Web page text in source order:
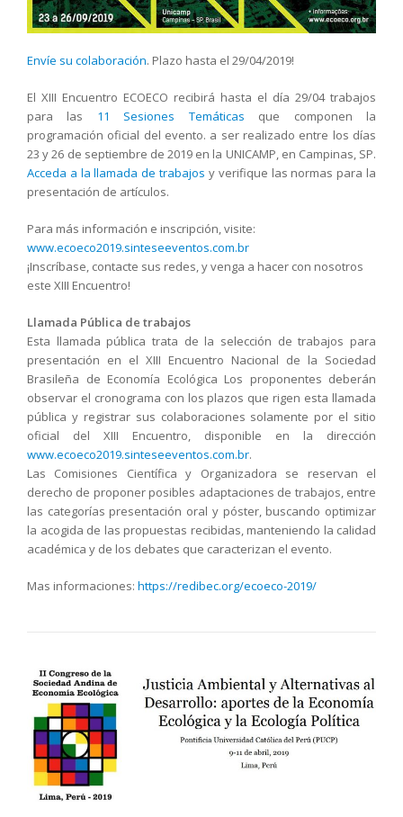
Envíe su colaboración. Plazo hasta el 29/04/2019!
El XIII Encuentro ECOECO recibirá hasta el día 29/04 trabajos
para las 11 Sesiones Temáticas que componen la
programación oficial del evento. a ser realizado entre los días
23 y 26 de septiembre de 2019 en la UNICAMP, en Campinas, SP.
Acceda a la llamada de trabajos y verifique las normas para la
presentación de artículos.
Para más información e inscripción, visite:
www.ecoeco2019.sinteseeventos.com.br
¡Inscríbase, contacte sus redes, y venga a hacer con nosotros
este XIII Encuentro!
Llamada Pública de trabajos
Esta llamada pública trata de la selección de trabajos para
presentación en el XIII Encuentro Nacional de la Sociedad
Brasileña de Economía Ecológica Los proponentes deberán
observar el cronograma con los plazos que rigen esta llamada
pública y registrar sus colaboraciones solamente por el sitio
oficial del XIII Encuentro, disponible en la dirección
www.ecoeco2019.sinteseeventos.com.br.
Las Comisiones Científica y Organizadora se reservan el
derecho de proponer posibles adaptaciones de trabajos, entre
las categorías presentación oral y póster, buscando optimizar
la acogida de las propuestas recibidas, manteniendo la calidad
académica y de los debates que caracterizan el evento.
Mas informaciones: https://redibec.org/ecoeco-2019/